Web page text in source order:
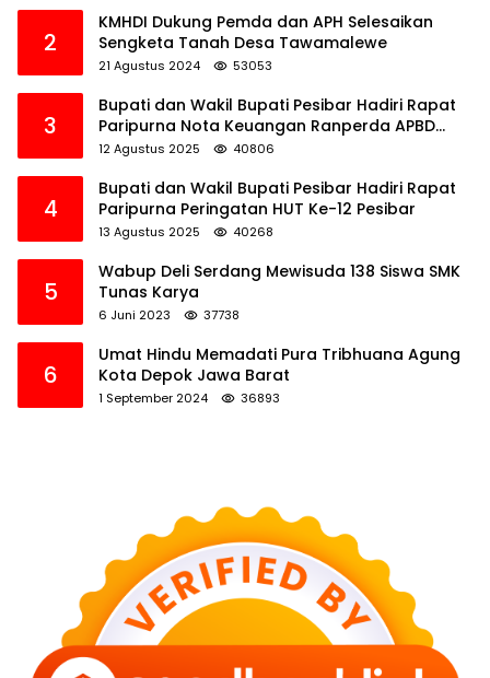
2
KMHDI Dukung Pemda dan APH Selesaikan
Sengketa Tanah Desa Tawamalewe
21 Agustus 2024 53053
3
Bupati dan Wakil Bupati Pesibar Hadiri Rapat
Paripurna Nota Keuangan Ranperda APBD
Perubahan TA 2025
12 Agustus 2025 40806
4
Bupati dan Wakil Bupati Pesibar Hadiri Rapat
Paripurna Peringatan HUT Ke-12 Pesibar
13 Agustus 2025 40268
5
Wabup Deli Serdang Mewisuda 138 Siswa SMK
Tunas Karya
6 Juni 2023 37738
6
Umat Hindu Memadati Pura Tribhuana Agung
Kota Depok Jawa Barat
1 September 2024 36893